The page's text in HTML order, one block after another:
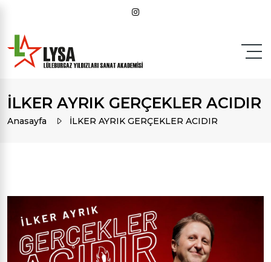
İLKER AYRIK GERÇEKLER ACIDIR
Anasayfa İLKER AYRIK GERÇEKLER ACIDIR